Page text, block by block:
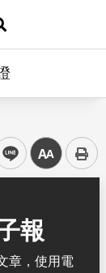
覽
開搜尋
中
報
章，使用電